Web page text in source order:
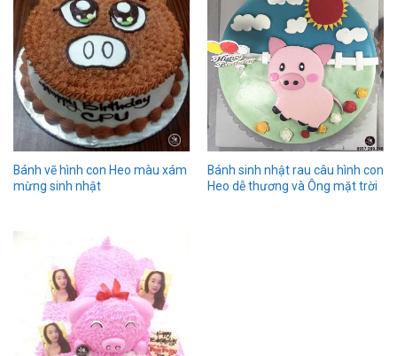
Bánh vẽ hình con Heo màu xám
mừng sinh nhật
Bánh sinh nhật rau câu hình con
Heo dễ thương và Ông mặt trời